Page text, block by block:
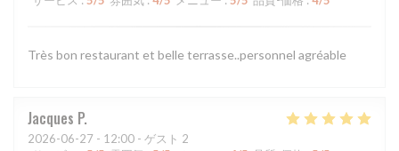
Très bon restaurant et belle terrasse..personnel agréable
Jacques P
2026-06-27 - 12:00 - ゲスト 2